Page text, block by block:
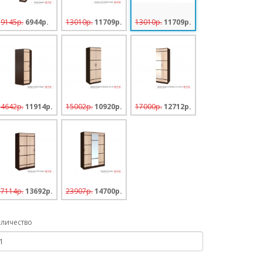
9145p. 6944p. 13010p.11709p. 13010p.11709p.
11914p. 15002p.10920p. 17000p.12712p.
13692p. 23907p.14700p.